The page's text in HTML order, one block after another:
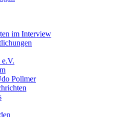
im Interview
Pollmer